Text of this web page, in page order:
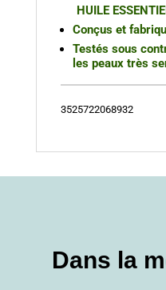
HUILE
Conçus et
Testés sous
les peaux très
3525722068932
Dans la